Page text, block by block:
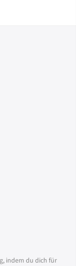
indem du dich für